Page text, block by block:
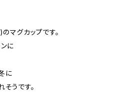
マグカップです。
に
に
うです。